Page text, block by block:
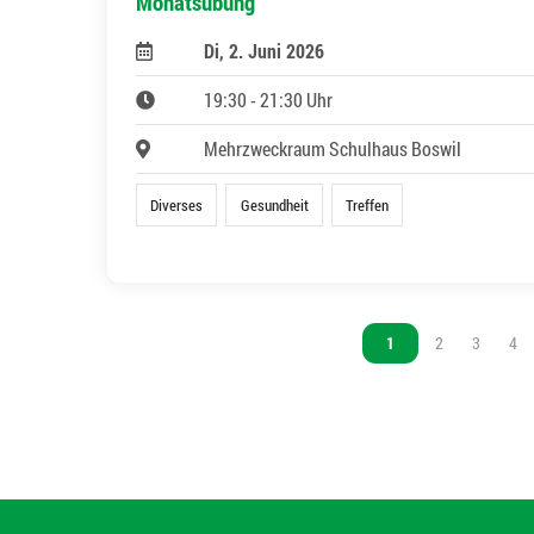
Di, 2. Juni 2026
19:30 - 21:30 Uhr
Mehrzweckraum Schulhaus Boswil
Diverses Gesundheit Treffen
Vous êtes sur la page
1 Vous êtes sur la
2 Vous
3 4